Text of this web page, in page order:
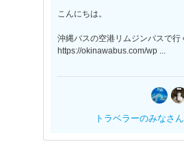
こんにちは。
沖縄バスの空港リムジンバスで行
https://okinawabus.com/wp ...
トラベラーのみなさ